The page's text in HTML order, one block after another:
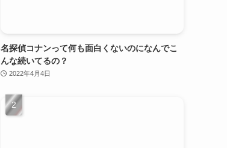
名探偵コナンって何も面白くないのになんでこ
んな続いてるの？
2022年4月4日